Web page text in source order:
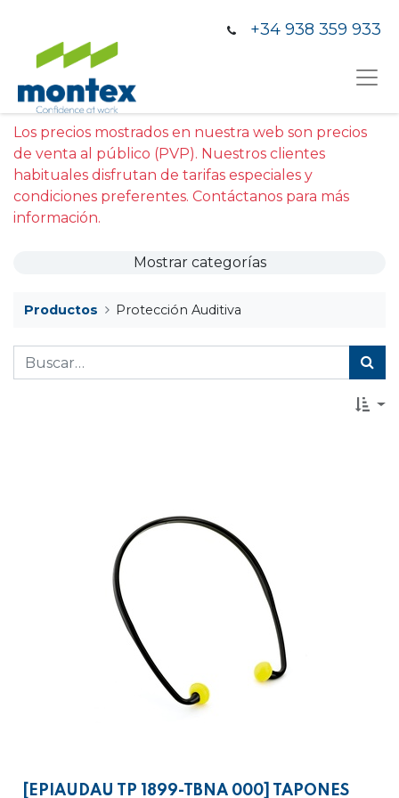
+34 938 359 933
Los precios mostrados en nuestra web son precios
de venta al público (PVP). Nuestros clientes
habituales disfrutan de tarifas especiales y
condiciones preferentes. Contáctanos para más
información.
Mostrar categorías
Productos Protección Auditiva
[EPIAUDAU TP 1899-TBNA 000] TAPONES